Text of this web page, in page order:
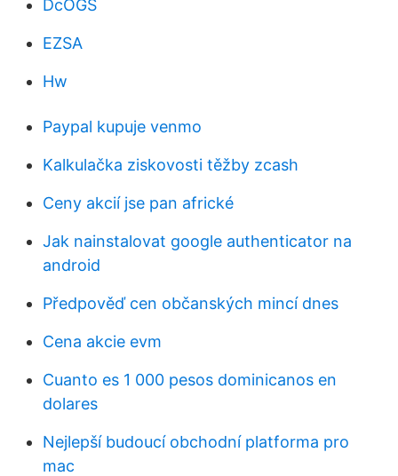
DcOGS
EZSA
Hw
Paypal kupuje venmo
Kalkulačka ziskovosti těžby zcash
Ceny akcií jse pan africké
Jak nainstalovat google authenticator na
android
Předpověď cen občanských mincí dnes
Cena akcie evm
Cuanto es 1 000 pesos dominicanos en
dolares
Nejlepší budoucí obchodní platforma pro
mac